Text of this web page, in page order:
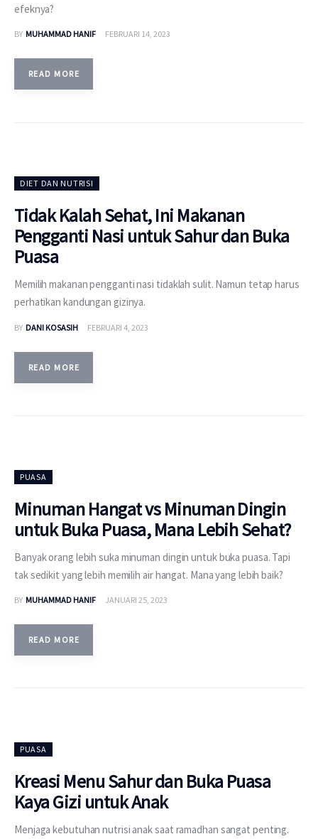
efeknya?
BY MUHAMMAD HANIF FEBRUARI 14, 2023
READ MORE
DIET DAN NUTRISI
Tidak Kalah Sehat, Ini Makanan
Pengganti Nasi untuk Sahur dan Buka
Puasa
Memilih makanan pengganti nasi tidaklah sulit. Namun tetap harus
perhatikan kandungan gizinya.
BY DANI KOSASIH FEBRUARI 4, 2023
READ MORE
PUASA
Minuman Hangat vs Minuman Dingin
untuk Buka Puasa, Mana Lebih Sehat?
Banyak orang lebih suka minuman dingin untuk buka puasa. Tapi
tak sedikit yang lebih memilih air hangat. Mana yang lebih baik?
BY MUHAMMAD HANIF JANUARI 25, 2023
READ MORE
PUASA
Kreasi Menu Sahur dan Buka Puasa
Kaya Gizi untuk Anak
Menjaga kebutuhan nutrisi anak saat ramadhan sangat penting.